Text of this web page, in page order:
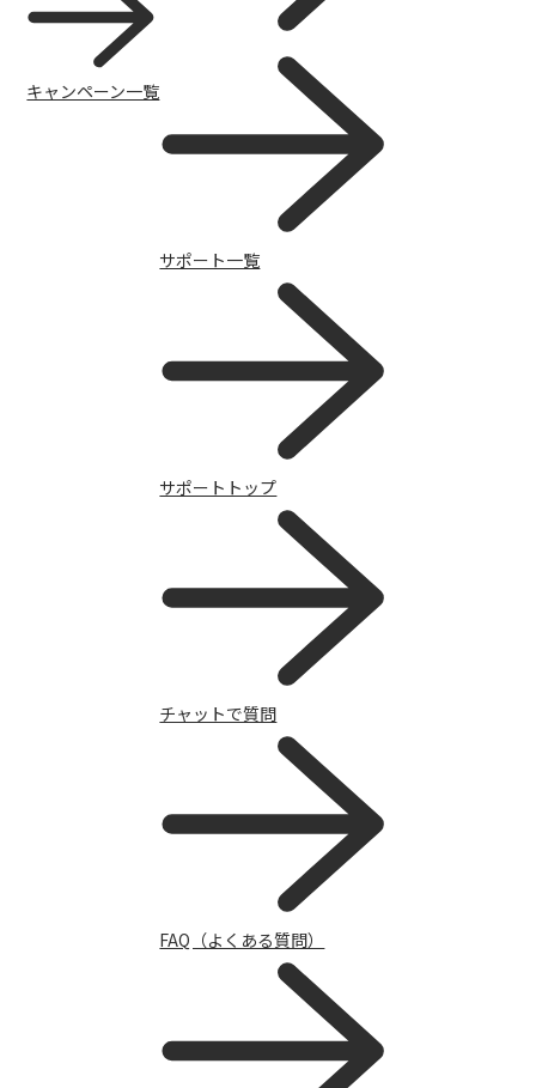
キャンペーン一覧
サポート一覧
サポートトップ
チャットで質問
FAQ（よくある質問）